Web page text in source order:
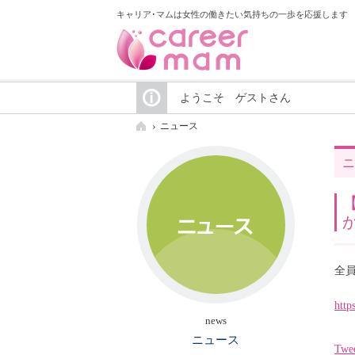
キャリア･マムは女性の働きたい気持ちの一歩を応援します
ようこそ ゲストさん
ニュース
全
news
ニュース